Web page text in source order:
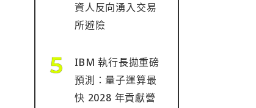
資人反向湧入交易
所避險
IBM 執行長拋重磅
預測：量子運算最
快 2028 年貢獻營